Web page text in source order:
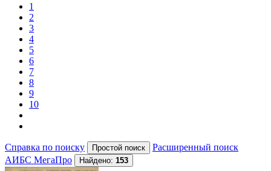
1
2
3
4
5
6
7
8
9
10
Справка по поиску
Расширенный поиск
АИБС МегаПро
Найдено: 153